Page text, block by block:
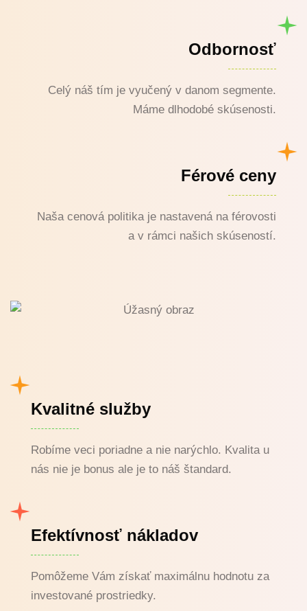
Odbornosť
Celý náš tím je vyučený v danom segmente.
Máme dlhodobé skúsenosti.
Férové ceny
Naša cenová politika je nastavená na férovosti
a v rámci našich skúseností.
Kvalitné služby
Robíme veci poriadne a nie narýchlo. Kvalita u
nás nie je bonus ale je to náš štandard.
Efektívnosť nákladov
Pomôžeme Vám získať maximálnu hodnotu za
investované prostriedky.